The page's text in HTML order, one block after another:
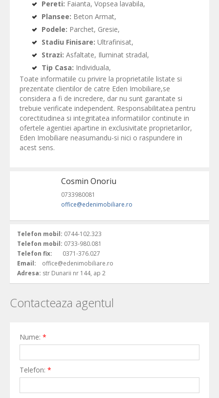
Pereti: Faianta, Vopsea lavabila,
Plansee: Beton Armat,
Podele: Parchet, Gresie,
Stadiu Finisare: Ultrafinisat,
Strazi: Asfaltate, Iluminat stradal,
Tip Casa: Individuala,
Toate informatiile cu privire la proprietatile listate si
prezentate clientilor de catre Eden Imobiliare,se
considera a fi de incredere, dar nu sunt garantate si
trebuie verificate independent. Responsabilitatea pentru
corectitudinea si integritatea informatiilor continute in
ofertele agentiei apartine in exclusivitate proprietarilor,
Eden Imobiliare neasumandu-si nici o raspundere in
acest sens.
Cosmin Onoriu
0733980081
office@edenimobiliare.ro
Telefon mobil: 0744-102.323
Telefon mobil: 0733-980.081
Telefon fix: 0371-376.027
Email: office@edenimobiliare.ro
Adresa: str Dunarii nr 144, ap 2
Contacteaza agentul
Nume: *
Telefon: *